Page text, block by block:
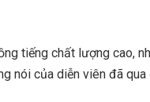
tiếng chất lượng cao,
nói của diễn viên đã qua